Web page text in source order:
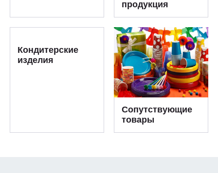
продукция
Кондитерские
изделия
Сопутствующие
товары